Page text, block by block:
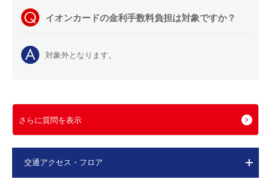
イオンカードの金利手数料負担は対象ですか？
対象外となります。
さらに質問を表示
交通アクセス・フロア